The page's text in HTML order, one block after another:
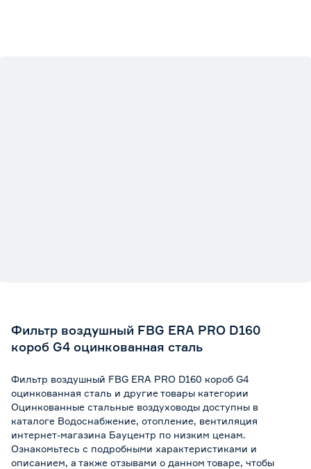
Фильтр воздушный FBG ERA PRO D160
короб G4 оцинкованная сталь
Фильтр воздушный FBG ERA PRO D160 короб G4
оцинкованная сталь и другие товары категории
Оцинкованные стальные воздуховоды доступны в
каталоге Водоснабжение, отопление, вентиляция
интернет-магазина Бауцентр по низким ценам.
Ознакомьтесь с подробными характеристиками и
описанием, а также отзывами о данном товаре, чтобы